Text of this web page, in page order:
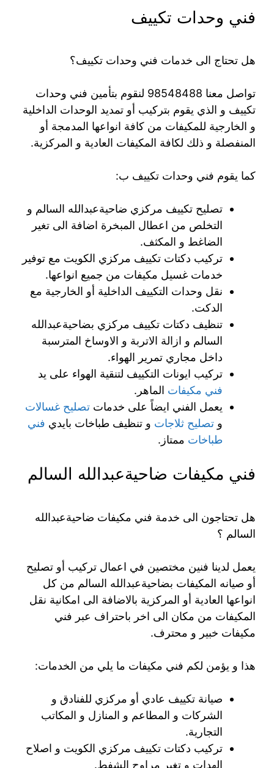
فني وحدات تكييف
هل تحتاج الى خدمات فني وحدات تكييف؟
تواصل معنا 98548488 لنقوم بتأمين فني وحدات
تكييف و الذي يقوم بتركيب أو تمديد الوحدات الداخلية
و الخارجية للمكيفات من كافة انواعها المدمجة أو
المنفصلة و ذلك لكافة المكيفات العادية و المركزية.
كما يقوم فني وحدات تكييف ب:
تصليح تكييف مركزي ضاحيةعبدالله السالم و
التخلص من اعطال المبخرة اضافة الى تغير
الضاغط و المكثف.
تركيب دكتات تكييف مركزي الكويت مع توفير
خدمات غسيل مكيفات من جميع انواعها.
نقل وحدات التكييف الداخلية أو الخارجية مع
الدكت.
تنظيف دكتات تكييف مركزي بضاحيةعبدالله
السالم و ازالة الاتربة و الاوساخ المترسبة
داخل مجاري تمرير الهواء.
تركيب ايونات التكييف لتنقية الهواء على يد
فني مكيفات الماهر.
يعمل الفني ايضاً على خدمات تصليح غسالات
و تصليح ثلاجات و تنظيف طباخات بايدي فني
طباخات ممتاز.
فني مكيفات ضاحيةعبدالله السالم
هل تحتاجون الى خدمة فني مكيفات ضاحيةعبدالله
السالم ؟
يعمل لدينا فنين مختصين في اعمال تركيب أو تصليح
أو صيانه المكيفات بضاحيةعبدالله السالم من كل
انواعها العادية أو المركزية بالاضافة الى امكانية نقل
المكيفات من مكان الى اخر باحتراف عبر فني
مكيفات خبير و محترف.
هذا و يؤمن لكم فني مكيفات ما يلي من الخدمات:
صيانة تكييف عادي أو مركزي للفنادق و
الشركات و المطاعم و المنازل و المكاتب
التجارية.
تركيب دكتات تكييف مركزي الكويت و اصلاح
الهدات و تغير مراوح الشفط.